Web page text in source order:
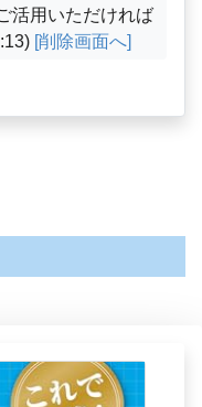
活用いただければ
[削除画面へ]